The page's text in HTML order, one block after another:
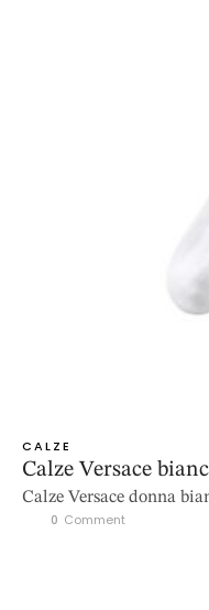
CALZE
Calze Versace
Calze Versace donna
0 Comment